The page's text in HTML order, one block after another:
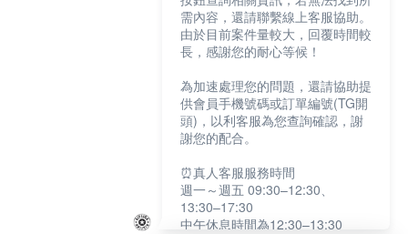
需內容，還請聯繫線上客服協助。
由於目前案件量較大，回覆時間較
長，感謝您的耐心等候！
為加速處理您的問題，還請協助提
供會員手機號碼或訂單編號(TG開
頭)，以利客服為您查詢確認，謝
謝您的配合。
⏰真人客服服務時間
週一～週五 09:30–12:30、
13:30–17:30
中午休息時間為12:30–13:30